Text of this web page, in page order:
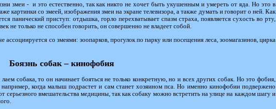
змеи - и это естественно, так как никто не хочет быть укушенным и умереть от яда. Но это в
со змеей, изображения змеи на экране телевизора, а также думать и говорит о ней. Как
панический приступ: отдышка, горло перехватывает спазм страха, появляется сухость во рту,
не только не способен говорить, он совершенно не владеет собой.
со змеями: зоопарков, прогулок по парку или посещения леса, зоомагазинов, цирка
Боязнь собак – кинофобия
собака, то он начинает бояться не только конкретную, но и всех других собак. Но это фобия,
когда малыш подрастет и сам станет хозяином пса. Но именно кинофобии подвержено
серьезного вмешательства медицины, так как собаку можно встретить на улице на каждом шагу и